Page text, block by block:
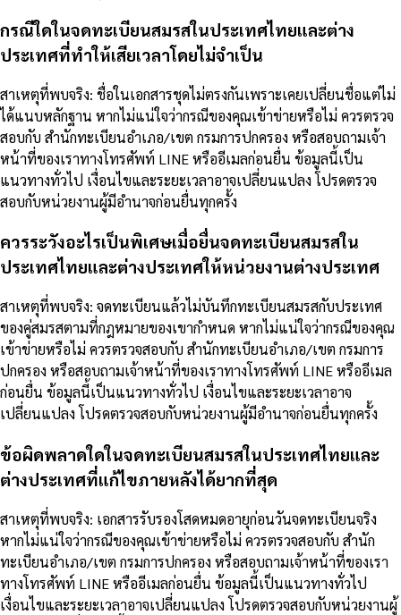
กรณีใดในจดทะเบียนสมรสในประเทศไทยและต่าง
ประเทศที่ทำให้เสียเวลาโดยไม่จำเป็น
สาเหตุที่พบจริง: ชื่อในเอกสารชุดไม่ตรงกันเพราะเคยเปลี่ยนชื่อแต่ไม่
ได้แนบหลักฐาน หากไม่แน่ใจว่ากรณีของคุณเข้าข่ายหรือไม่ ควรตรวจ
สอบกับ สำนักทะเบียนอำเภอ/เขต กรมการปกครอง หรือสอบถามเจ้า
หน้าที่ของเราทางโทรศัพท์ LINE หรืออีเมลก่อนยื่น ข้อมูลนี้เป็น
แนวทางทั่วไป เงื่อนไขและระยะเวลาอาจเปลี่ยนแปลง โปรดตรวจ
สอบกับหน่วยงานผู้มีอำนาจก่อนยื่นทุกครั้ง
ควรระวังอะไรเป็นพิเศษเมื่อยื่นจดทะเบียนสมรสใน
ประเทศไทยและต่างประเทศให้หน่วยงานต่างประเทศ
สาเหตุที่พบจริง: จดทะเบียนแล้วไม่บันทึกทะเบียนสมรสกับประเทศ
ของคู่สมรสตามที่กฎหมายของเขากำหนด หากไม่แน่ใจว่ากรณีของคุณ
เข้าข่ายหรือไม่ ควรตรวจสอบกับ สำนักทะเบียนอำเภอ/เขต กรมการ
ปกครอง หรือสอบถามเจ้าหน้าที่ของเราทางโทรศัพท์ LINE หรืออีเมล
ก่อนยื่น ข้อมูลนี้เป็นแนวทางทั่วไป เงื่อนไขและระยะเวลาอาจ
เปลี่ยนแปลง โปรดตรวจสอบกับหน่วยงานผู้มีอำนาจก่อนยื่นทุกครั้ง
ข้อผิดพลาดใดในจดทะเบียนสมรสในประเทศไทยและ
ต่างประเทศที่แก้ไขภายหลังได้ยากที่สุด
สาเหตุที่พบจริง: เอกสารรับรองโสดหมดอายุก่อนวันจดทะเบียนจริง
หากไม่แน่ใจว่ากรณีของคุณเข้าข่ายหรือไม่ ควรตรวจสอบกับ สำนัก
ทะเบียนอำเภอ/เขต กรมการปกครอง หรือสอบถามเจ้าหน้าที่ของเรา
ทางโทรศัพท์ LINE หรืออีเมลก่อนยื่น ข้อมูลนี้เป็นแนวทางทั่วไป
เงื่อนไขและระยะเวลาอาจเปลี่ยนแปลง โปรดตรวจสอบกับหน่วยงานผู้